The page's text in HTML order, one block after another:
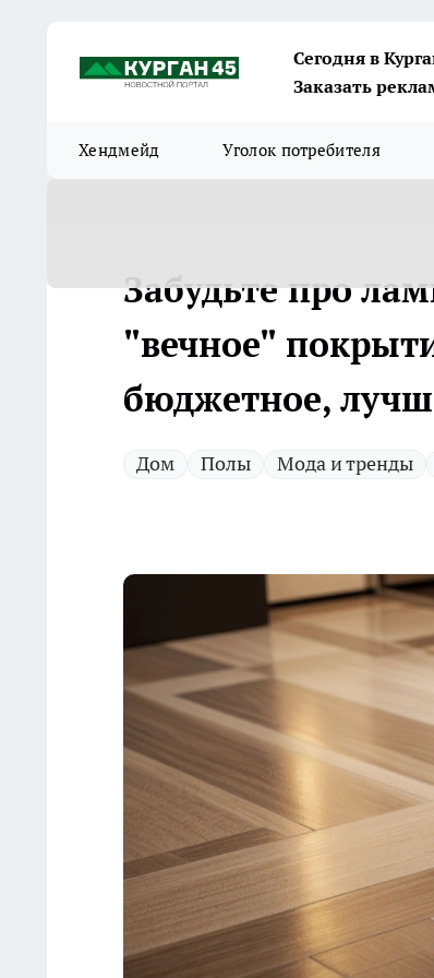
Сегодня в
Заказать
Хендмейд Уголок потребителя
Забудьте про
"вечное"
бюджетное,
Дом Полы Мода и тренды